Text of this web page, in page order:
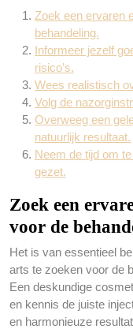
Zoek een ervaren
behandeling.
Informeer jezelf
risico’s.
Wees realistisch
Volg de
Overweeg een
natuurlijk resultaat.
Neem de tijd om
gezet.
Zoek een
voor de
Het is van essentieel
arts te zoeken voor de
Een deskundige
en kennis de juiste
en harmonieuze